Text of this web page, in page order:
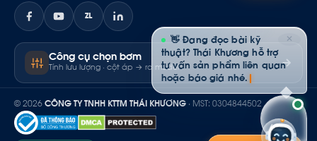
ZL
Công cụ chọn bơm
Tính lưu lượng · cột áp → ra model
© 2026 CÔNG TY TNHH KTTM THÁI KHƯƠNG · MST: 0304844502
✕
👋 Đang đọc bài kỹ
thuật? Thái Khương hỗ trợ
tư vấn sản phẩm liên quan
hoặc báo giá nhé.